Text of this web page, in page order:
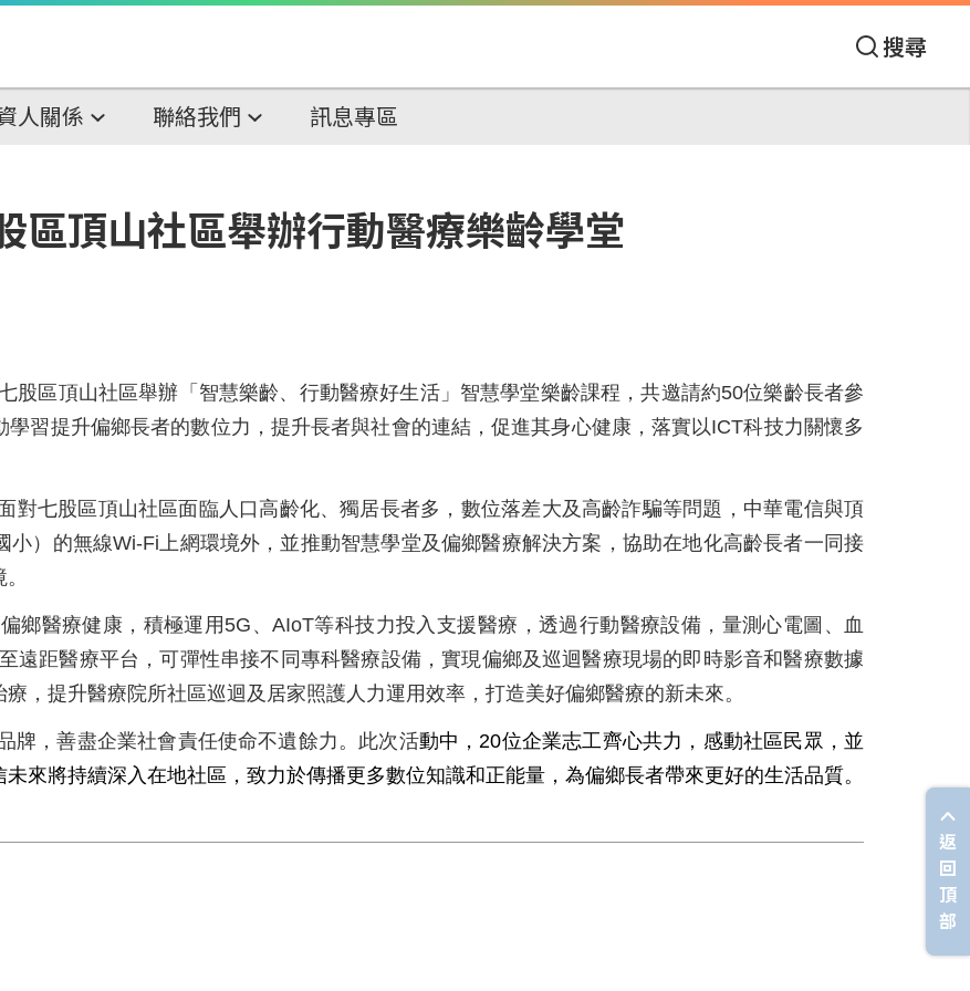
搜尋
人關係 聯絡我們 訊息專區
區頂山社區舉辦行動醫療樂齡學堂
股區頂山社區舉辦 「 智慧樂齡、行動醫療好生活」 智慧學堂樂齡課程，共邀請約50位樂齡長者參
習提升偏鄉長者的數位力，提升長者與社會的連結，促進其身心健康，落實以ICT科技力關懷多
對七股區頂山社區面臨人口高齡化、獨居長者多，數位落差大及高齡詐騙等問題，中華電信與頂
）的無線Wi-Fi上網環境外，並推動智慧學堂及偏鄉醫療解決方案，協助在地化高齡長者一同接
鄉醫療健康，積極運用5G、AIoT等科技力投入支援醫療，透過行動醫療設備，量測心電圖、血
遠距醫療平台，可彈性串接不同專科醫療設備，實現偏鄉及巡迴醫療現場的即時影音和醫療數據
，提升醫療院所社區巡迴及居家照護人力運用效率，打造美好偏鄉醫療的新未來。
牌，善盡企業社會責任使命不遺餘力。此次活動中，20位企業志工齊心共力，感動社區民眾，並
來將持續深入在地社區，致力於傳播更多數位知識和正能量，為偏鄉長者帶來更好的生活品質。
返
回
頂
部